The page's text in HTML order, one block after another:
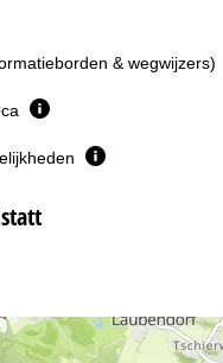
& wegwijzers)